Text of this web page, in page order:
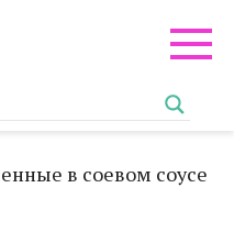
в соевом соусе